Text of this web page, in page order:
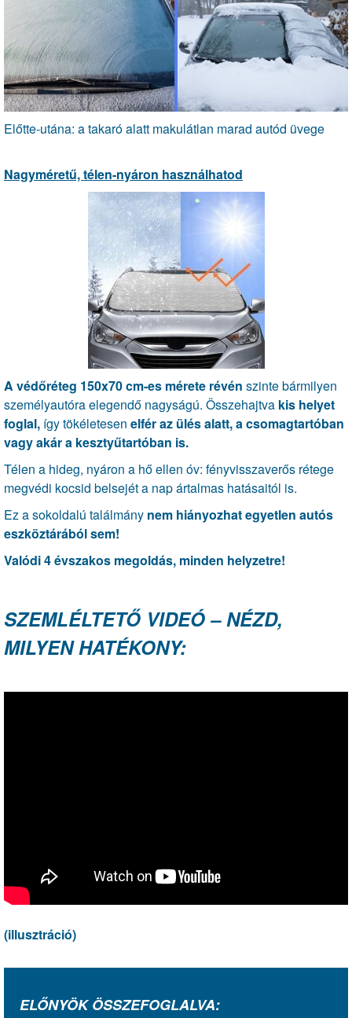
Előtte-utána: a takaró alatt makulátlan marad autód üvege
Nagyméretű, télen-nyáron használhatod
A védőréteg 150x70 cm-es mérete révén szinte bármilyen
személyautóra elegendő nagyságú. Összehajtva kis helyet
foglal, így tökéletesen elfér az ülés alatt, a csomagtartóban
vagy akár a kesztyűtartóban is.
Télen a hideg, nyáron a hő ellen óv: fényvisszaverős rétege
megvédi kocsid belsejét a nap ártalmas hatásaitól is.
Ez a sokoldalú találmány nem hiányozhat egyetlen autós
eszköztárából sem!
Valódi 4 évszakos megoldás, minden helyzetre!
SZEMLÉLTETŐ VIDEÓ – NÉZD,
MILYEN HATÉKONY:
(illusztráció)
ELŐNYÖK ÖSSZEFOGLALVA: